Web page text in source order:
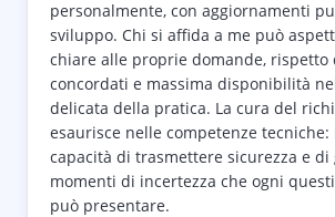
personalmente, con aggiornamenti
sviluppo. Chi si affida a me può
chiare alle proprie domande, rispetto
concordati e massima disponibilità
delicata della pratica. La cura del
esaurisce nelle competenze
capacità di trasmettere sicurezza e di
momenti di incertezza che ogni
può presentare.